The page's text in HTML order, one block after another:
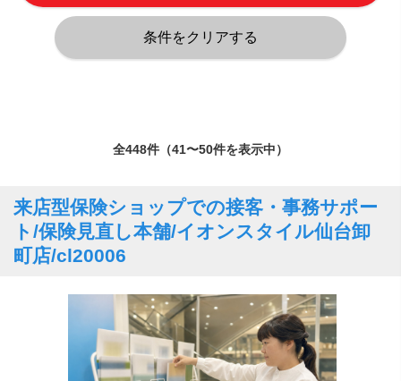
全448件（41〜50件を表示中）
来店型保険ショップでの接客・事務サポー
ト/保険見直し本舗/イオンスタイル仙台卸
町店/cl20006